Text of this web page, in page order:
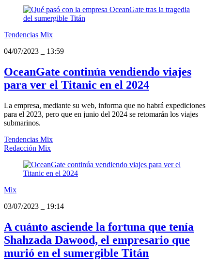
Tendencias Mix
04/07/2023
13:59
OceanGate continúa vendiendo viajes
para ver el Titanic en el 2024
La empresa, mediante su web, informa que no habrá expediciones
para el 2023, pero que en junio del 2024 se retomarán los viajes
submarinos.
Tendencias Mix
Redacción Mix
Mix
03/07/2023
19:14
A cuánto asciende la fortuna que tenía
Shahzada Dawood, el empresario que
murió en el sumergible Titán